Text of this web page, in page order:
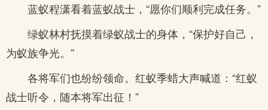
蓝蚁程潇看着蓝蚁战士，“愿你们顺利完成任务。”
绿蚁林村抚摸着绿蚁战士的身体，“保护好自己，
为蚁族争光。”
各将军们也纷纷领命。红蚁季蜡大声喊道：“红蚁
战士听令，随本将军出征！”